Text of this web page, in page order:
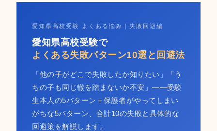
愛知県高校受験 よくある悩み｜失敗回避編
愛知県高校受験で
よくある失敗パターン10選と回避法
「他の子がどこで失敗したか知りたい」「う
ちの子も同じ轍を踏まないか不安」——受験
生本人の5パターン＋保護者がやってしまい
がちな5パターン、合計10の失敗と具体的な
回避策を解説します。